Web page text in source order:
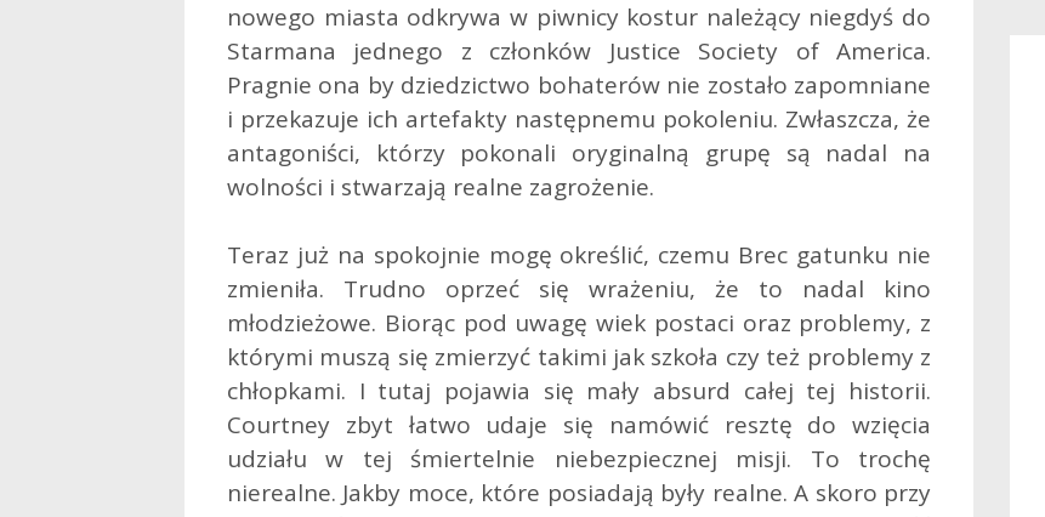
nowego miasta odkrywa w piwnicy kostur należący niegdyś do
Starmana jednego z członków Justice Society of America.
Pragnie ona by dziedzictwo bohaterów nie zostało zapomniane
i przekazuje ich artefakty następnemu pokoleniu. Zwłaszcza, że
antagoniści, którzy pokonali oryginalną grupę są nadal na
wolności i stwarzają realne zagrożenie.
Teraz już na spokojnie mogę określić, czemu Brec gatunku nie
zmieniła. Trudno oprzeć się wrażeniu, że to nadal kino
młodzieżowe. Biorąc pod uwagę wiek postaci oraz problemy, z
którymi muszą się zmierzyć takimi jak szkoła czy też problemy z
chłopkami. I tutaj pojawia się mały absurd całej tej historii.
Courtney zbyt łatwo udaje się namówić resztę do wzięcia
udziału w tej śmiertelnie niebezpiecznej misji. To trochę
nierealne. Jakby moce, które posiadają były realne. A skoro przy